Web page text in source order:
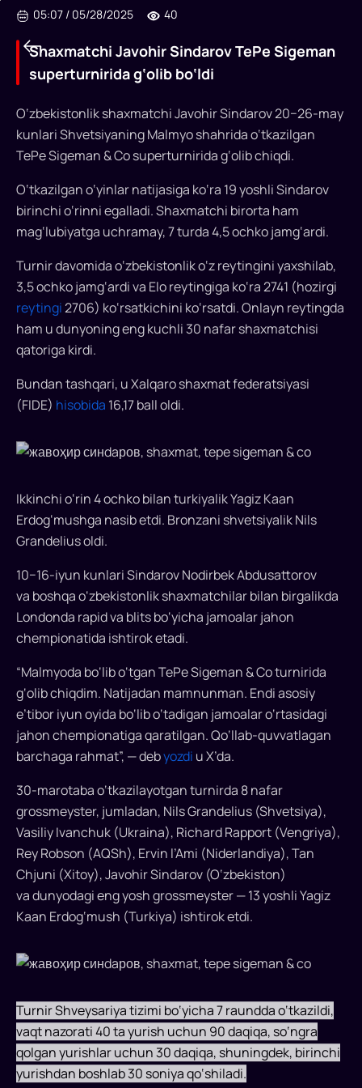
Shaxmatchi
Javohir
Sindarov
TePe
Sigeman
superturnirida
g‘olib
bo‘ldi
O‘zbekistonlik
Javohir
Sindarov
o‘tkazilgan
TePe
Sigeman
nomli
nufuzli
turnirda
o‘yinda
ochko
jamg‘arib,
birorta
ham
uchramagan
holda
g‘olib
chiqdi...
05:07 / 05/28/2025 40
Shaxmatchi Javohir Sindarov TePe Sigeman
superturnirida g‘olib bo‘ldi
O‘zbekistonlik shaxmatchi Javohir Sindarov 20−26-may
kunlari Shvetsiyaning Malmyo shahrida o‘tkazilgan
TePe Sigeman & Co superturnirida g‘olib chiqdi.
O‘tkazilgan o‘yinlar natijasiga ko‘ra 19 yoshli Sindarov
birinchi o‘rinni egalladi. Shaxmatchi birorta ham
mag‘lubiyatga uchramay, 7 turda 4,5 ochko jamg‘ardi.
Turnir davomida o‘zbekistonlik o‘z reytingini yaxshilab,
3,5 ochko jamg‘ardi va Elo reytingiga ko‘ra 2741 (hozirgi
reytingi2706) ko‘rsatkichini ko‘rsatdi. Onlayn reytingda
ham u dunyoning eng kuchli 30 nafar shaxmatchisi
qatoriga kirdi.
Bundan tashqari, u Xalqaro shaxmat federatsiyasi
(FIDE) hisobida 16,17 ball oldi.
Ikkinchi o‘rin 4 ochko bilan turkiyalik Yagiz Kaan
Erdog‘mushga nasib etdi. Bronzani shvetsiyalik Nils
Grandelius oldi.
10−16-iyun kunlari Sindarov Nodirbek Abdusattorov
va boshqa o‘zbekistonlik shaxmatchilar bilan birgalikda
Londonda rapid va blits bo‘yicha jamoalar jahon
chempionatida ishtirok etadi.
“Malmyoda bo‘lib o‘tgan TePe Sigeman & Co turnirida
g‘olib chiqdim. Natijadan mamnunman. Endi asosiy
e’tibor iyun oyida bo‘lib o‘tadigan jamoalar o‘rtasidagi
jahon chempionatiga qaratilgan. Qo‘llab-quvvatlagan
barchaga rahmat”, — debyozdi u X’da.
30-marotaba o‘tkazilayotgan turnirda 8 nafar
grossmeyster, jumladan, Nils Grandelius (Shvetsiya),
Vasiliy Ivanchuk (Ukraina), Richard Rapport (Vengriya),
Rey Robson (AQSh), Ervin l’Ami (Niderlandiya), Tan
Chjuni (Xitoy), Javohir Sindarov (O‘zbekiston)
va dunyodagi eng yosh grossmeyster — 13 yoshli Yagiz
Kaan Erdog‘mush (Turkiya) ishtirok etdi.
Turnir Shveysariya tizimi bo‘yicha 7 raundda o‘tkazildi,
vaqt nazorati 40 ta yurish uchun 90 daqiqa, so‘ngra
qolgan yurishlar uchun 30 daqiqa, shuningdek, birinchi
yurishdan boshlab 30 soniya qo‘shiladi.